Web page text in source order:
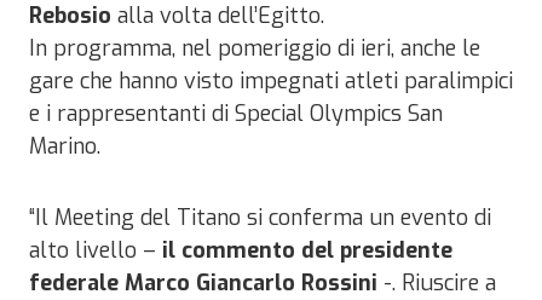
Rebosio alla volta dell’Egitto.
In programma, nel pomeriggio di ieri, anche le
gare che hanno visto impegnati atleti paralimpici
e i rappresentanti di Special Olympics San
Marino.
“Il Meeting del Titano si conferma un evento di
alto livello – il commento del presidente
federale Marco Giancarlo Rossini -. Riuscire a